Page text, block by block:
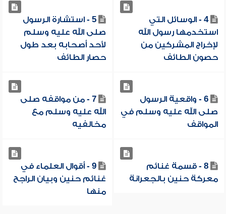
4 - الوسائل التي
استخدمها رسول الله
لإخراج المشركين من
حصون الطائف
5 - استشارة الرسول
صلى الله عليه وسلم
لأحد أصحابه بعد طول
حصار الطائف
6 - واقعية الرسول
صلى الله عليه وسلم في
المواقف
7 - من مواقفه صلى
الله عليه وسلم مع
مخالفيه
8 - قسمة غنائم
معركة حنين بالجعرانة
9 - أقوال العلماء في
غنائم حنين وبيان الراجح
منها